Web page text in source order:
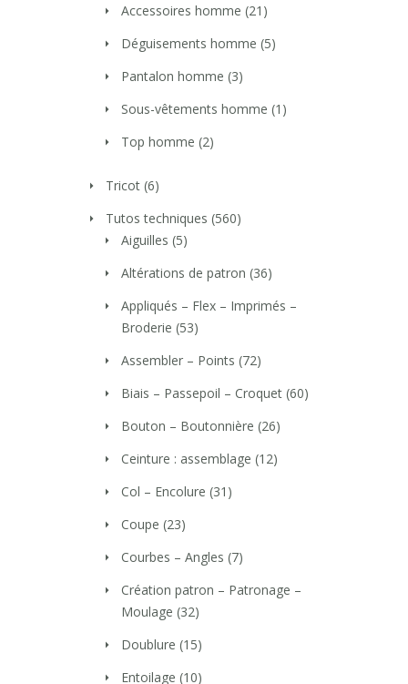
Accessoires homme (21)
Déguisements homme (5)
Pantalon homme (3)
Sous-vêtements homme (1)
Top homme (2)
Tricot (6)
Tutos techniques (560)
Aiguilles (5)
Altérations de patron (36)
Appliqués – Flex – Imprimés –
Broderie (53)
Assembler – Points (72)
Biais – Passepoil – Croquet (60)
Bouton – Boutonnière (26)
Ceinture : assemblage (12)
Col – Encolure (31)
Coupe (23)
Courbes – Angles (7)
Création patron – Patronage –
Moulage (32)
Doublure (15)
Entoilage (10)